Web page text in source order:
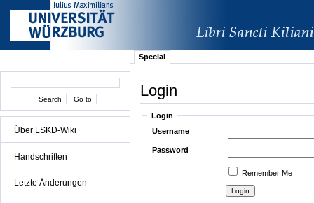
Über LSKD-Wiki
Handschriften
Letzte Änderungen
Special
Login
Login
Username
Password
Remember Me